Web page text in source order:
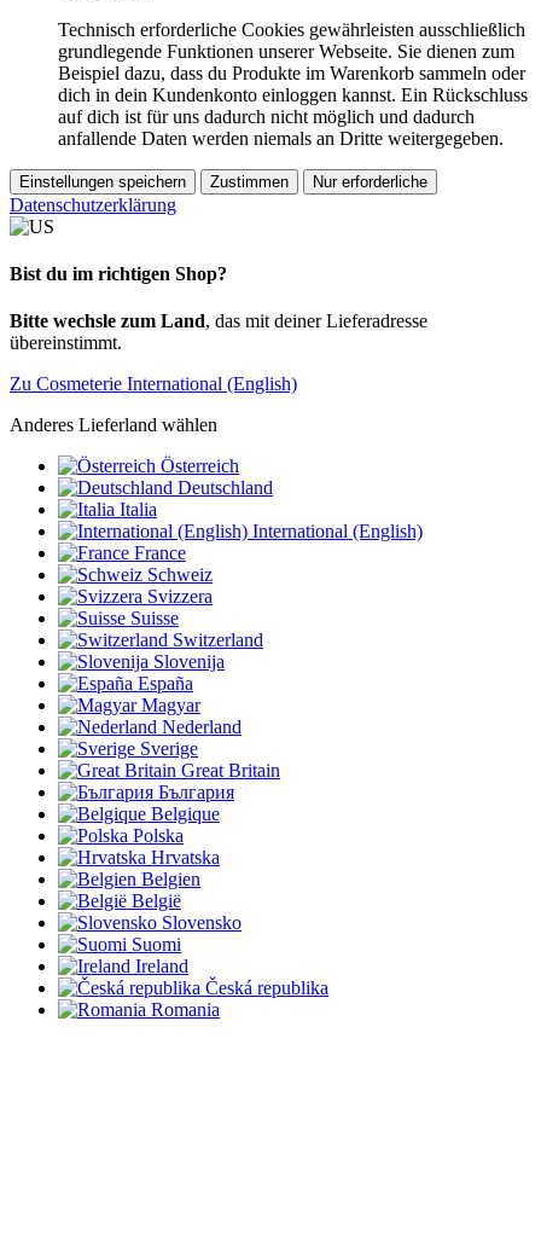
Technisch erforderliche Cookies gewährleisten ausschließlich
grundlegende Funktionen unserer Webseite. Sie dienen zum
Beispiel dazu, dass du Produkte im Warenkorb sammeln oder
dich in dein Kundenkonto einloggen kannst. Ein Rückschluss
auf dich ist für uns dadurch nicht möglich und dadurch
anfallende Daten werden niemals an Dritte weitergegeben.
Einstellungen speichern Zustimmen Nur erforderliche
Datenschutzerklärung
Bist du im richtigen Shop?
Bitte wechsle zum Land, das mit deiner Lieferadresse
übereinstimmt.
Zu Cosmeterie International (English)
Anderes Lieferland wählen
Österreich
Deutschland
Italia
International (English)
France
Schweiz
Svizzera
Suisse
Switzerland
Slovenija
España
Magyar
Nederland
Sverige
Great Britain
България
Belgique
Polska
Hrvatska
Belgien
België
Slovensko
Suomi
Ireland
Česká republika
Romania